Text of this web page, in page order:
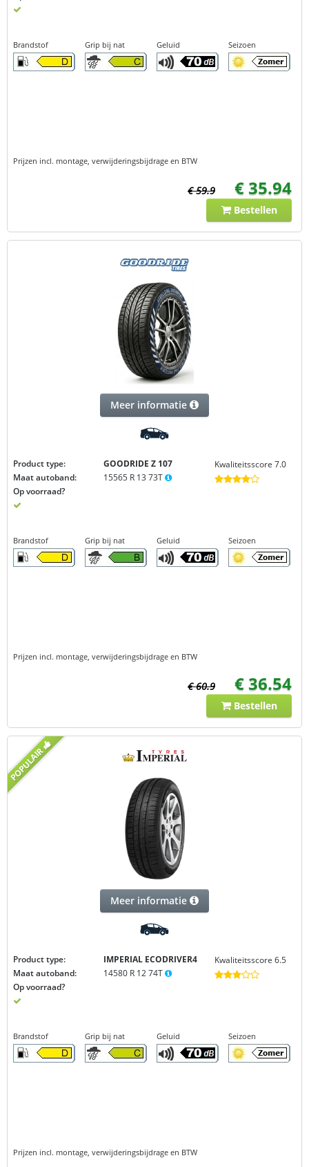
Brandstof Grip bij nat Geluid Seizoen
Prijzen incl. montage, verwijderingsbijdrage en BTW
€ 59.9 € 35.94
Bestellen
Meer informatie
Product type:
GOODRIDE Z 107
Maat autoband:
15565 R 13 73T
Op voorraad?
Kwaliteitsscore 7.0
Brandstof Grip bij nat Geluid Seizoen
Prijzen incl. montage, verwijderingsbijdrage en BTW
€ 60.9 € 36.54
Bestellen
Meer informatie
Product type:
IMPERIAL ECODRIVER4
Maat autoband:
14580 R 12 74T
Op voorraad?
Kwaliteitsscore 6.5
Brandstof Grip bij nat Geluid Seizoen
Prijzen incl. montage, verwijderingsbijdrage en BTW